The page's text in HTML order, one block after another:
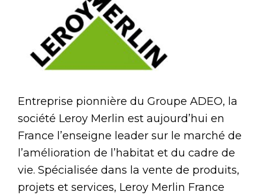
Entreprise pionnière du Groupe ADEO, la
société Leroy Merlin est aujourd’hui en
France l’enseigne leader sur le marché de
l’amélioration de l’habitat et du cadre de
vie. Spécialisée dans la vente de produits,
projets et services, Leroy Merlin France